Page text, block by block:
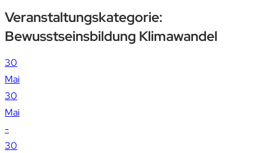
Veranstaltungskategorie:
Bewusstseinsbildung Klimawandel
30
Mai
30
Mai
-
30